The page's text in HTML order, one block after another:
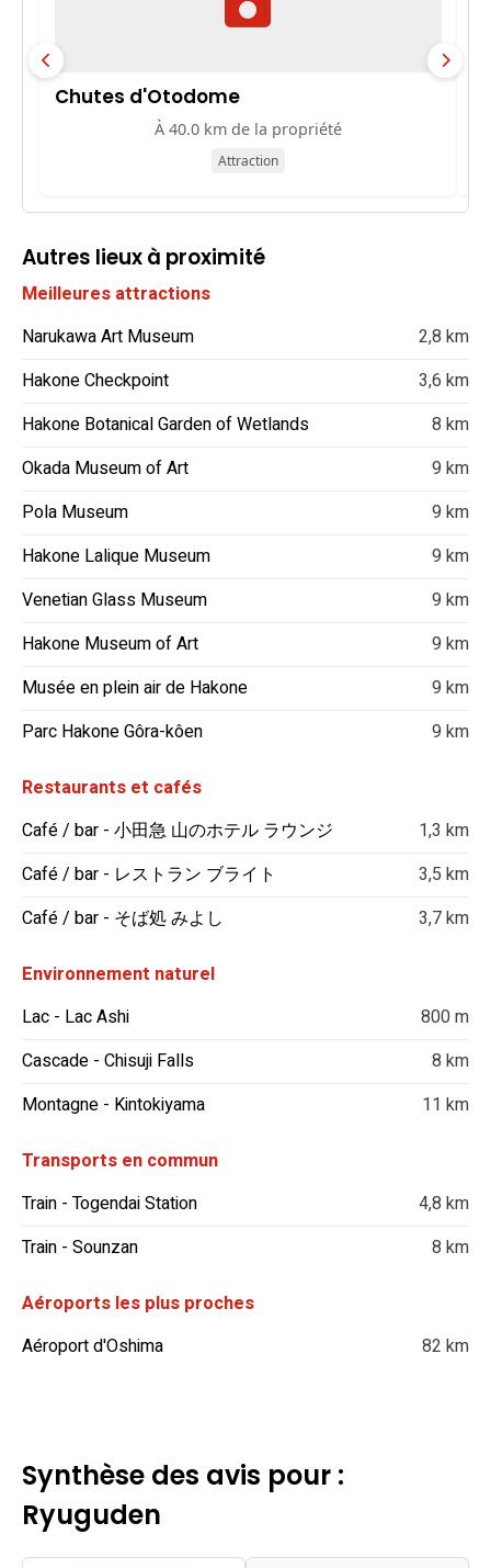
Chutes d'Otodome
À 40.0 km de la propriété
Attraction
Autres lieux à proximité
Meilleures attractions
Narukawa Art Museum
2,8 km
Hakone Checkpoint
3,6 km
Hakone Botanical Garden of Wetlands
8 km
Okada Museum of Art
9 km
Pola Museum
9 km
Hakone Lalique Museum
9 km
Venetian Glass Museum
9 km
Hakone Museum of Art
9 km
Musée en plein air de Hakone
9 km
Parc Hakone Gôra-kôen
9 km
Restaurants et cafés
Café / bar - 小田急 山のホテル ラウンジ
1,3 km
Café / bar - レストラン ブライト
3,5 km
Café / bar - そば処 みよし
3,7 km
Environnement naturel
Lac - Lac Ashi
800 m
Cascade - Chisuji Falls
8 km
Montagne - Kintokiyama
11 km
Transports en commun
Train - Togendai Station
4,8 km
Train - Sounzan
8 km
Aéroports les plus proches
Aéroport d'Oshima
82 km
Synthèse des avis pour :
Ryuguden